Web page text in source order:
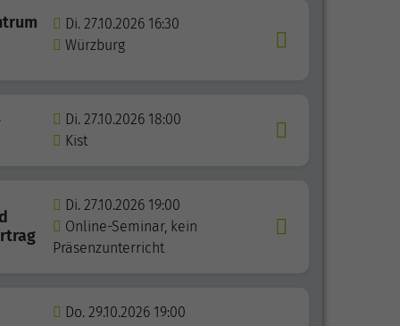
Di. 27.10.2026 16:30
Würzburg
Di. 27.10.2026 18:00
Kist
Di. 27.10.2026 19:00
Online-Seminar, kein
Präsenzunterricht
Do. 29.10.2026 19:00